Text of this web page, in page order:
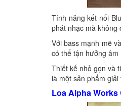
Tính năng kết nối
phát nhạc mà không
Với bass mạnh mẽ
có thể tận hưởng âm
Thiết kế nhỏ gọn và
là một sản phẩm
Loa Alpha Works